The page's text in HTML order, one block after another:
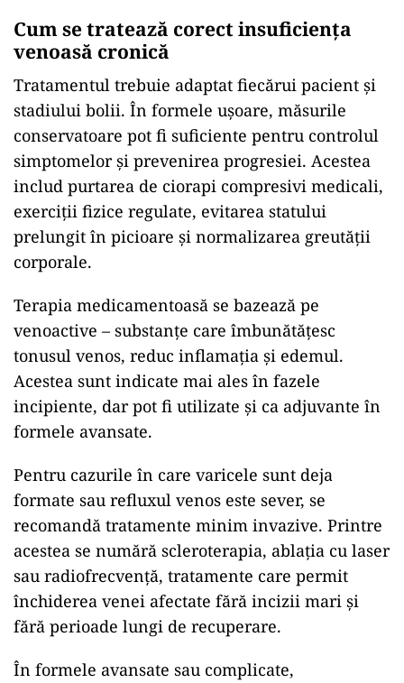
Cum se tratează corect insuficiența
venoasă cronică
Tratamentul trebuie adaptat fiecărui pacient și
stadiului bolii. În formele ușoare, măsurile
conservatoare pot fi suficiente pentru controlul
simptomelor și prevenirea progresiei. Acestea
includ purtarea de ciorapi compresivi medicali,
exerciții fizice regulate, evitarea statului
prelungit în picioare și normalizarea greutății
corporale.
Terapia medicamentoasă se bazează pe
venoactive – substanțe care îmbunătățesc
tonusul venos, reduc inflamația și edemul.
Acestea sunt indicate mai ales în fazele
incipiente, dar pot fi utilizate și ca adjuvante în
formele avansate.
Pentru cazurile în care varicele sunt deja
formate sau refluxul venos este sever, se
recomandă tratamente minim invazive. Printre
acestea se numără scleroterapia, ablația cu laser
sau radiofrecvență, tratamente care permit
închiderea venei afectate fără incizii mari și
fără perioade lungi de recuperare.
În formele avansate sau complicate,